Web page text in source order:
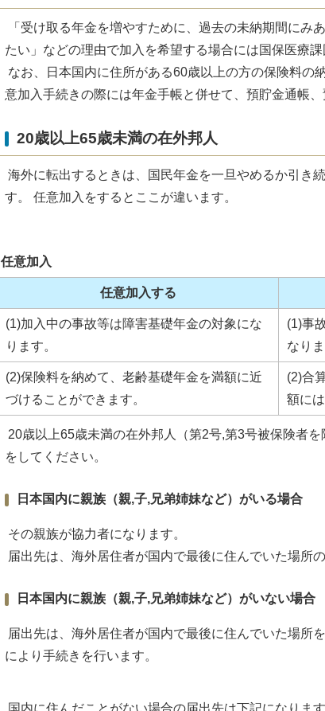
「受け取る年金を増やすために、過去の未納期間にみ
たい」などの理由で加入を希望する場合には国保医療
なお、日本国内に住所がある60歳以上の方の保険料の
意加入手続きの際には年金手帳と併せて、預貯金通帳
20歳以上65歳未満の在外邦人
海外に転出するときは、国民年金を一旦やめるか引き
す。 任意加入をするとここが違います。
任意加入
任意加入する
(1)加入中の事故等は障害基礎年金の対象にな
ります。
(1)事
なりま
(2)保険料を納めて、老齢基礎年金を満額に近
づけることができます。
(2)合
額に
20歳以上65歳未満の在外邦人（第2号,第3号被保険者
をしてください。
日本国内に親族（親,子,兄弟姉妹など）がいる場合
その親族が協力者になります。
届出先は、海外居住者が国内で最後に住んでいた場所の
日本国内に親族（親,子,兄弟姉妹など）がいない場合
届出先は、海外居住者が国内で最後に住んでいた場所
により手続きを行います。
国内に住んだことがない場合の届出先は下記になります